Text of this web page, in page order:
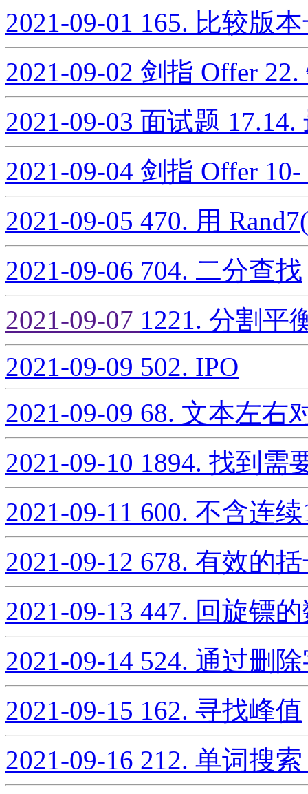
2021-09-01 165. 比较版
2021-09-02 剑指 Offer
2021-09-03 面试题
2021-09-04 剑指 Offer
2021-09-05 470. 用
2021-09-06 704. 二分查找
2021-09-07 1221. 分割平
2021-09-09 502. IPO
2021-09-09 68. 文本左右
2021-09-10 1894. 找到需
2021-09-11 600. 不含连
2021-09-12 678. 有效的
2021-09-13 447. 回旋镖
2021-09-14 524. 通过删
2021-09-15 162. 寻找峰值
2021-09-16 212. 单词搜